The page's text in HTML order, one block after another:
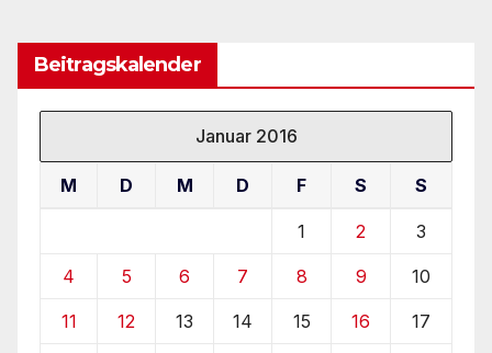
Beitragskalender
Januar 2016
M D M D F S S
1 2 3
4 5 6 7 8 9 10
11 12 13 14 15 16 17